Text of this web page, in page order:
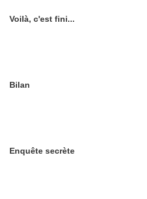
Voilà, c'est fini...
Bilan
Enquête secrète